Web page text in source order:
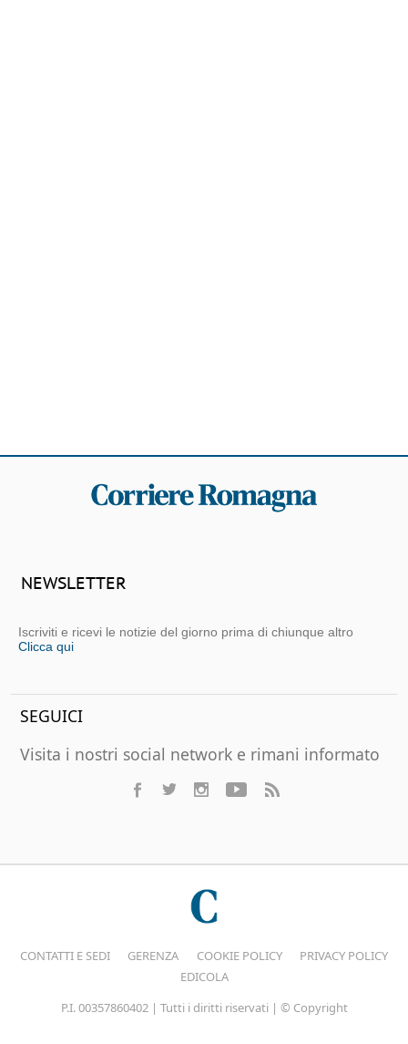
NEWSLETTER
Iscriviti e ricevi le notizie del giorno prima di chiunque altro
Clicca qui
SEGUICI
Visita i nostri social network e rimani informato
CONTATTI E SEDI GERENZA COOKIE POLICY
PRIVACY POLICY
EDICOLA
P.I. 00357860402 | Tutti i diritti riservati | © Copyright